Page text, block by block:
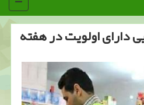
كالایی دارای اولویت در هفته